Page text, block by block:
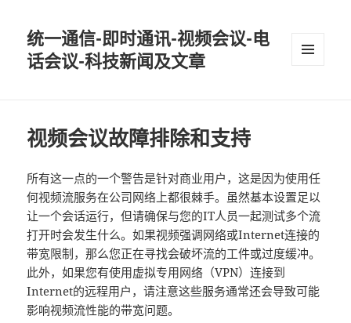
统一通信-即时通讯-视频会议-电
话会议-科技新闻及文章
视频会议故障排除和支持
所有这一点的一个警告是针对商业用户，这是因为使用任
何视频流服务在公司网络上都很棘手。虽然基本设置足以
让一个会话运行，但请确保与您的IT人员一起测试多个流
打开时会发生什么。如果视频强调网络或Internet连接的
带宽限制，那么您正在寻找会破坏流的工件或过度缓冲。
此外，如果您有使用虚拟专用网络（VPN）连接到
Internet的远程用户，请注意这些服务通常还会导致可能
影响视频流性能的带宽问题。